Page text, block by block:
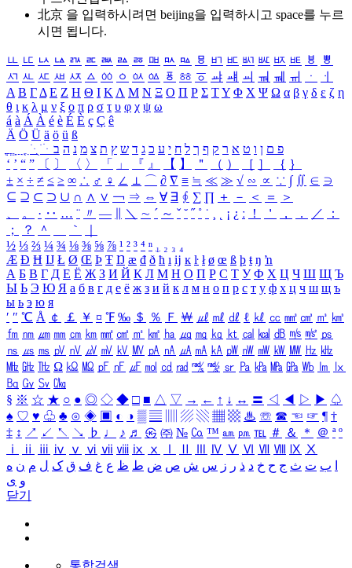
北京 을 입력하시려면 beijing을 입력하시고 space를 누르
시면 됩니다.
ㅥ ㅦ ㅧ ㅨ ㅩ ㅪ ㅫ ㅬ ㅭ ㅮ ㅯ ㅰ ㅱ ㅲ ㅳ ㅴ ㅵ ㅶ ㅷ ㅸ
ㅹ
ㅺ ㅻ ㅼ ㅽ ㅾ ㅿ ㆀ ㆁ ㆂ ㆃ ㆄ ㆅ ㆆ ㆇ ㆈ ㆉ ㆊ ㆋ ㆌ ㆍ
ㆎ
Α Β ΓΔ Ε Ζ Η Θ Ι ΚΛ Μ Ν Ξ Ο Π Ρ Σ ΤΥ Φ Χ Ψ Ω α β γ δ ε ζ η
θ ι κ λ μ ν ξ ο π ρ σ τ υ φ χ ψ ω
á à Á À é è É È ç Ç ê
Ä Ö Ü ä ö ü ß
ִֶֹ ֻּ ׁׂ פ ם ן ו ט א ר ק ף ך ל ח י ע כ ג ד ש ץ ת צ מ נ ה ב
‘ ’ “ ” 〔 〕 〈 〉 「 」 『 』 【 】 ＂ （ ） ［ ］ ｛ ｝
± × ÷ ≠ ≤ ≥ ∞ ∴ ♂ ♀ ∠ ⊥ ⌒ ∂ ∇ ≡ ≒ ≪ ≫ √ ∽ ∝ ∵ ∫ ∬ ∈ ∋
⊆ ⊇ ⊂ ⊃ ∪ ∩ ∧ ∨ ￢ ⇒ ⇔ ∀ ∃ ∮ ∑ ∏ ＋ － ＜ ＝
＞
、
。 · ‥ … ¨ 〃 ― ＼ ∼ ´ ～ ˇ ˘ ˝ ˚ ˙ ¸ ¡ ¿ ː ！ ＇ ， ． ／
：
；
？ ＾ ｀
½ ⅓ ⅔ ¼ ¾ ⅛ ⅜ ⅝ ⅞ ¹ ² ³ ⁴ ⁿ ₁ ₂ ₃ ₄
Æ Ð Ħ Ĳ Ł Ø Œ Þ Ŧ Ŋ æ đ ð ħ ı ĳ ĸ ŀ ł ø œ ß þ ŧ ŋ ŉ
А Б В Г Д Е Ё Ж З И Й К Л М Н О П Р С Т У Ф Х Ц Ч Ш Щ Ъ
Ы Ь Э Ю Я а б в г д е ё ж з и й к л м н о п р с т у ф х ц ч ш щ ъ
ы ь э ю я
′ ″ ℃ Å ￠ ￡ ￥ ¤ ℉ ‰ ＄ ％ Ｆ ￦ ㎕ ㎖ ㎗ ℓ ㎘ ㏄ ㎣ ㎤ ㎥ ㎦
㎙ ㎚ ㎛ ㎜ ㎝ ㎞ ㎟ ㎠ ㎡ ㎢ ㏊ ㎍ ㎎ ㎏ ㏏ ㎈ ㎉ ㏈ ㎧ ㎨ ㎰
㎱ ㎲ ㎳ ㎴ ㎵ ㎶ ㎷ ㎸ ㎹ ㎀ ㎁ ㎂ ㎃ ㎄ ㎺ ㎻ ㎽ ㎾ ㎿ ㎐ ㎑
㎒ ㎓ ㎔ Ω ㏀ ㏁ ㎊ ㎋ ㎌ ㏖ ㏅ ㎭ ㎮ ㎯ ㏛ ㎩ ㎪ ㎫ ㎬ ㏝ ㏐
㏓
㏃ ㏉ ㏜ ㏆
§ ※ ☆ ★ ○ ● ◎ ◇ ◆ □ ■ △ ▽ → ← ↑ ↓ ↔ 〓 ◁ ◀ ▷ ▶ ♤
♠ ♡ ♥ ♧ ♣ ⊙ ◈ ▣ ◐ ◑ ▒ ▤ ▨ ▧ ▦ ▩ ♨ ☏ ☎ ☜ ☞ ¶ †
‡ ↕ ↗ ↙ ↖ ↘ ♭ ♩ ♪ ♬ ㉿ ㈜ № ㏇ ™ ㏂ ㏘ ℡ ＃ ＆ ＊ ＠ ª º
ⅰ
ⅱ ⅲ ⅳ ⅴ ⅵ ⅶ ⅷ ⅸ ⅹ Ⅳ Ⅴ Ⅵ Ⅶ Ⅷ Ⅸ Ⅹ
ب ت ث ج ح خ د ذ ر ز س ش ص ض ط ظ ع غ ف ق ک ل م ن ه
و ی
닫기